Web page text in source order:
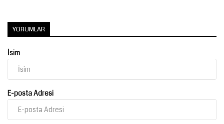
YORUMLAR
İsim
E-posta Adresi